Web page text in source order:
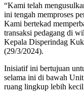
“Kami telah
ini tengah memproses
Kami bertekad
transaksi pedagang di
Kepala Disperindag
(29/3/2024).
Inisiatif ini bertujuan
selama ini di bawah
ruang lingkup lebih